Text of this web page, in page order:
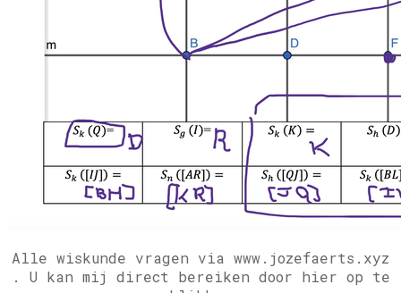
Alle wiskunde vragen via www.jozefaerts.xyz
. U kan mij direct bereiken door hier op te